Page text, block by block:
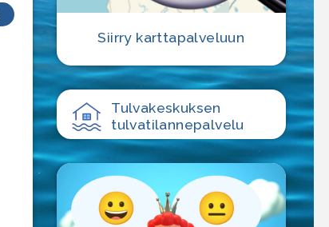
Siirry karttapalveluun
Tulvakeskuksen
tulvatilanne­palvelu